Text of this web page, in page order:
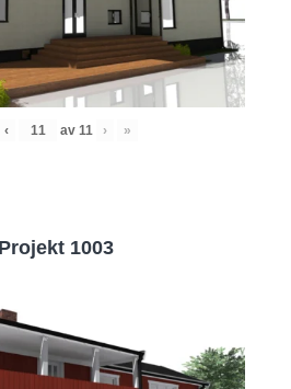
‹ av 11 › »
1003